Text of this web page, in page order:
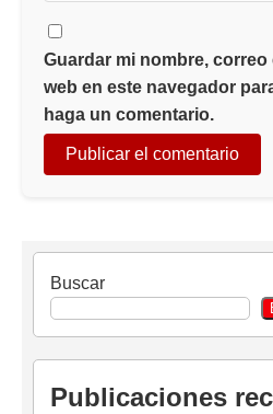
Guardar mi nombre,
web en este navegador
haga un comentario.
Buscar
Publicaciones